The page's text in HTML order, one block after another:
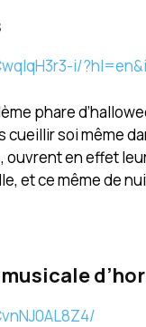
i/
phare
cueillir soi même
ouvrent en effet
et ce même de